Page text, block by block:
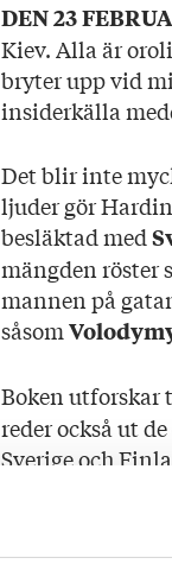
Språk: Svenska
Sidantal: 340
Format: Danskt
Översättare:
DEN 23
Kiev. Alla är
bryter upp vid
insiderkälla
Det blir inte
ljuder gör
besläktad med
mängden röster
mannen på
såsom
Boken utforskar
reder också ut
Sverige och
pacifism,
tidigare böcker
han Putins